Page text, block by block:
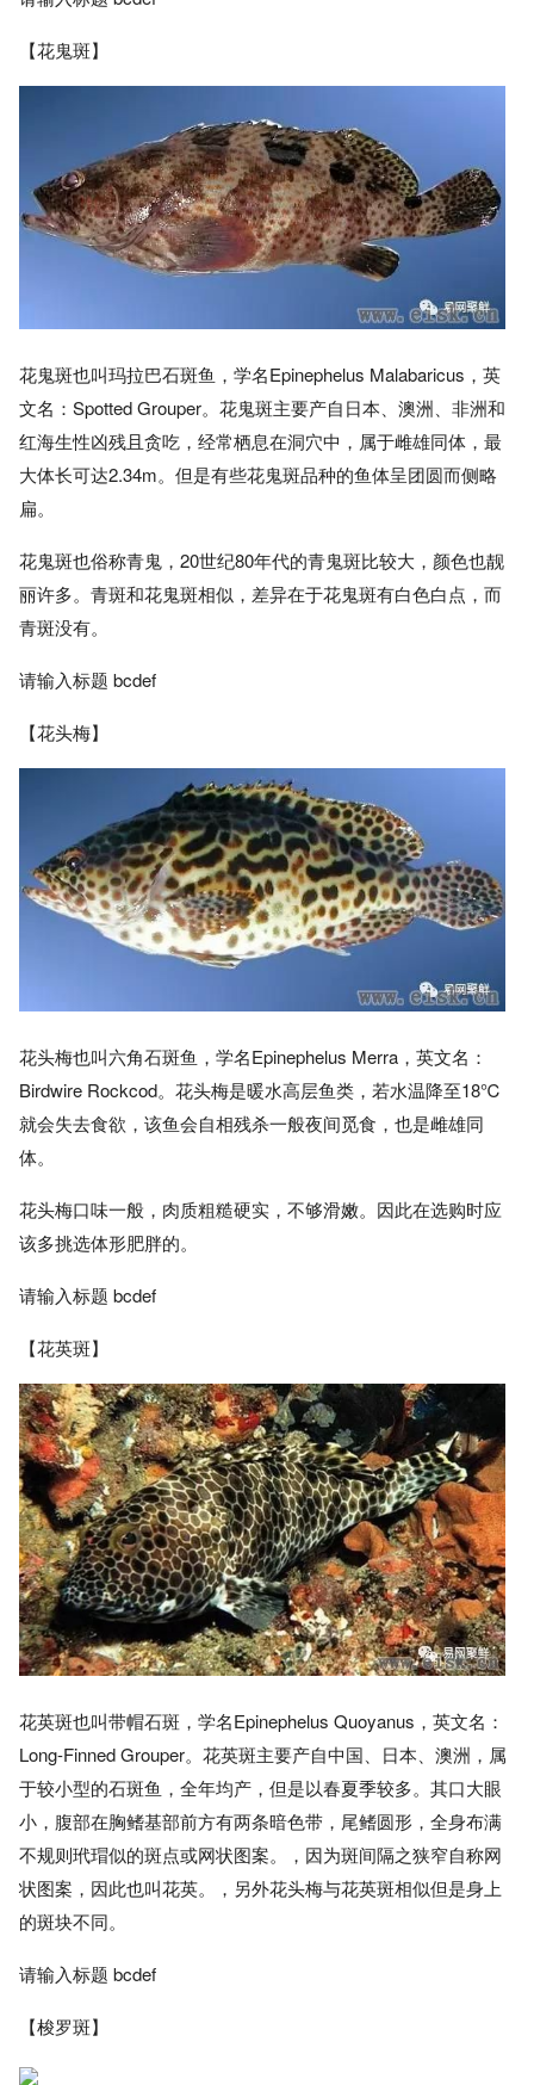
【花鬼斑】
花鬼斑也叫玛拉巴石斑鱼，学名Epinephelus Malabaricus，英
文名：Spotted Grouper。花鬼斑主要产自日本、澳洲、非洲和
红海生性凶残且贪吃，经常栖息在洞穴中，属于雌雄同体，最
大体长可达2.34m。但是有些花鬼斑品种的鱼体呈团圆而侧略
扁。
花鬼斑也俗称青鬼，20世纪80年代的青鬼斑比较大，颜色也靓
丽许多。青斑和花鬼斑相似，差异在于花鬼斑有白色白点，而
青斑没有。
请输入标题 bcdef
【花头梅】
花头梅也叫六角石斑鱼，学名Epinephelus Merra，英文名：
Birdwire Rockcod。花头梅是暖水高层鱼类，若水温降至18℃
就会失去食欲，该鱼会自相残杀一般夜间觅食，也是雌雄同
体。
花头梅口味一般，肉质粗糙硬实，不够滑嫩。因此在选购时应
该多挑选体形肥胖的。
请输入标题 bcdef
【花英斑】
花英斑也叫带帽石斑，学名Epinephelus Quoyanus，英文名：
Long-Finned Grouper。花英斑主要产自中国、日本、澳洲，属
于较小型的石斑鱼，全年均产，但是以春夏季较多。其口大眼
小，腹部在胸鳍基部前方有两条暗色带，尾鳍圆形，全身布满
不规则玳瑁似的斑点或网状图案。，因为斑间隔之狭窄自称网
状图案，因此也叫花英。，另外花头梅与花英斑相似但是身上
的斑块不同。
请输入标题 bcdef
【梭罗斑】